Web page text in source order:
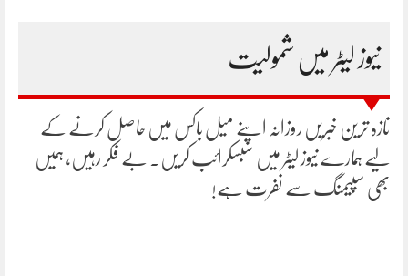
نیوز لیٹر میں شمولیت
تازہ ترین خبریں روزانہ اپنے میل باکس میں حاصل کرنے کے
لیے ہمارے نیوز لیٹر میں سبسکرائب کریں۔ بے فکر رہیں، ہمیں
بھی سپیمنگ سے نفرت ہے!